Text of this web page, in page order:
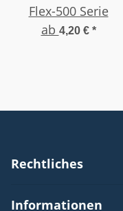
Flex-500 Serie
ab 4,20 € *
Rechtliches
Informationen